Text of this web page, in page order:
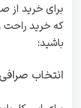
برای خرید از
که خرید راحت
باشید:
انتخاب